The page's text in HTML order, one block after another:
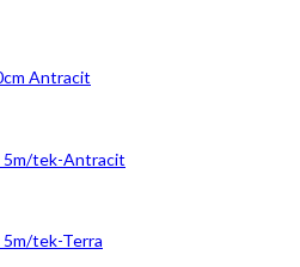
Antracit
5m/tek-Antracit
5m/tek-Terra